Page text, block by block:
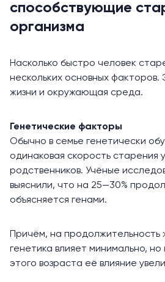
способствующие
организма
Насколько быстро человек
нескольких основных факторов.
жизни и окружающая среда.
Генетические факторы
Обычно в семье генетически
одинаковая скорость старения
родственников. Учёные
выяснили, что на 25—30%
объясняется генами.
Причём, на продолжительность
генетика влияет минимально,
этого возраста её влияние